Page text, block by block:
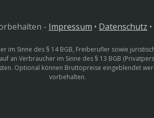
- Impressum • Datenschutz •
im Sinne des § 14 BGB, Freiberufler sowie
an Verbraucher im Sinne des § 13 BGB
Optional können Bruttopreise eingeblendet
vorbehalten.